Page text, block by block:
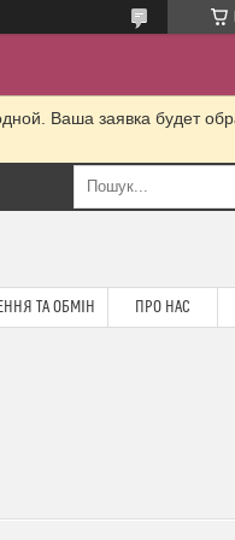
Ваша заявка будет
ТА ОБМІН ПРО НАС